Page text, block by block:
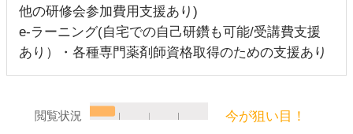
他の研修会参加費用支援あり)
e‐ラーニング(自宅での自己研鑽も可能/受講費支援
あり）・各種専門薬剤師資格取得のための支援あり
閲覧状況 今が狙い目！